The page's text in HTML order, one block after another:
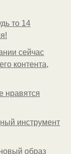
то 14
сейчас
контента,
нравятся
инструмент
образ